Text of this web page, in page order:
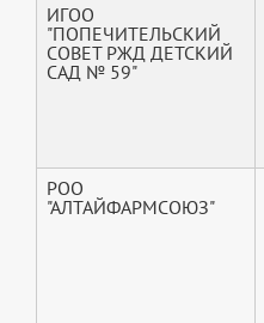
ИГОО
"ПОПЕЧИТЕЛЬСКИЙ
СОВЕТ РЖД ДЕТСКИЙ
САД № 59"
РОО
"АЛТАЙФАРМСОЮЗ"